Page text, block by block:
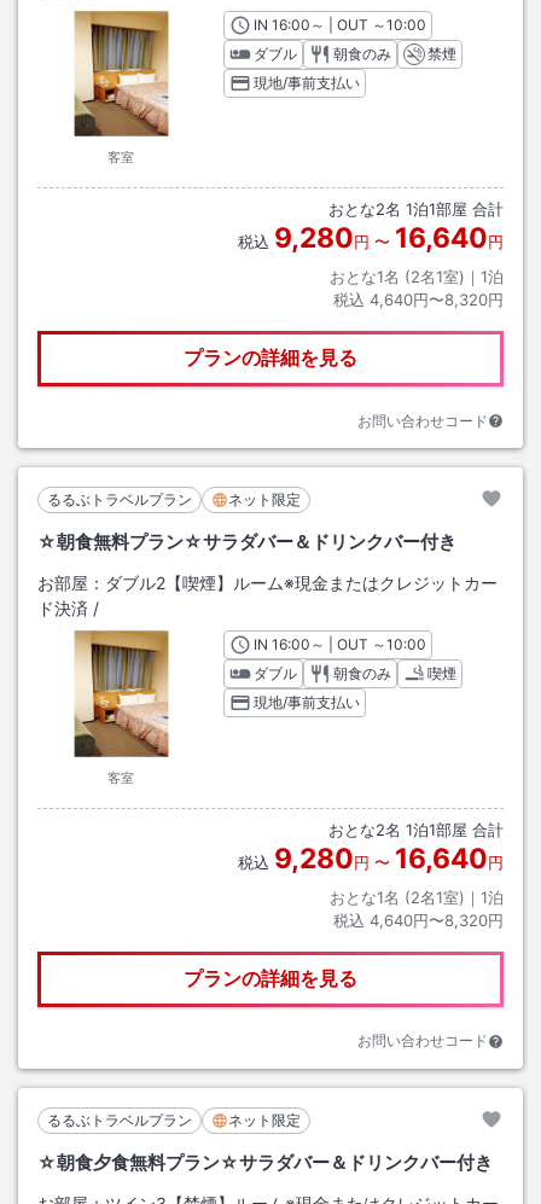
客室
INチェックイン
16:00 ～ | OUT チェックアウト
～10:00
ダブル
朝食のみ
禁煙
現地/事前支払い
おとな2名 1泊1部屋 合計
税込 9,280円 〜 16,640円
おとな1名 (2名1室)｜ 1泊
税込 4,640円〜8,320円
プランの詳細を見る
お問い合わせコード
るるぶトラベルプラン ネット限定
☆朝食無料プラン☆サラダバー＆ドリンクバー付き
お部屋： ダブル2【喫煙】ルーム※現金またはクレジットカー
ド決済 /
客室
INチェックイン
16:00 ～ | OUT チェックアウト
～10:00
ダブル
朝食のみ
喫煙
現地/事前支払い
おとな2名 1泊1部屋 合計
税込 9,280円 〜 16,640円
おとな1名 (2名1室)｜ 1泊
税込 4,640円〜8,320円
プランの詳細を見る
お問い合わせコード
るるぶトラベルプラン ネット限定
☆朝食夕食無料プラン☆サラダバー＆ドリンクバー付き